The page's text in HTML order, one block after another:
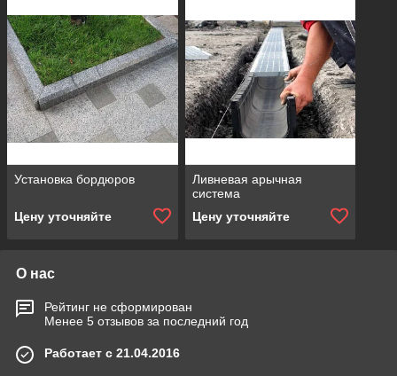
Установка бордюров
Цену уточняйте
Ливневая арычная
система
Цену уточняйте
О нас
Рейтинг не сформирован
Менее 5 отзывов за последний год
Работает с 21.04.2016